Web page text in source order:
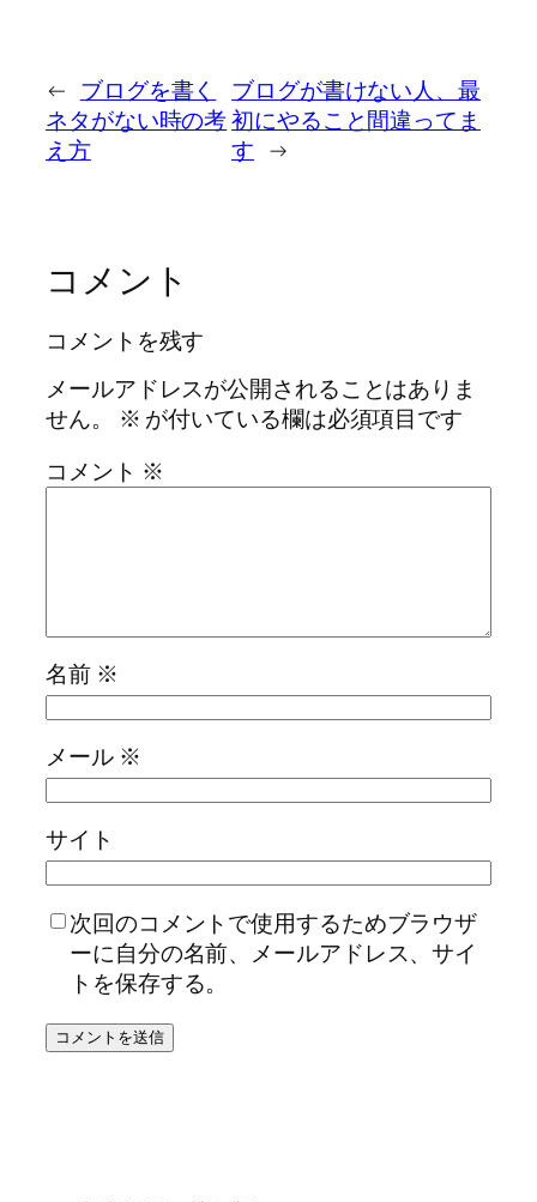
← ブログを書く
ネタがない時の考
え方
ブログが書けない人、最
初にやること間違ってま
す →
コメント
コメントを残す
メールアドレスが公開されることはありま
せん。
※ が付いている欄は必須項目です
コメント ※
名前 ※
メール ※
サイト
次回のコメントで使用するためブラウザ
ーに自分の名前、メールアドレス、サイ
トを保存する。